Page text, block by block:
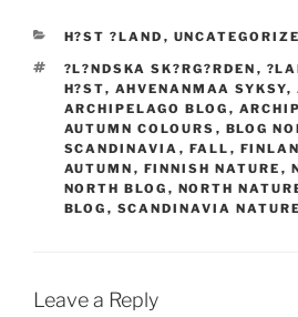
CATEGORIES
H?ST ?LAND ,
TAGS
?L?NDSKA SK?RG?RDEN ,
H?ST, AHVENANMAA SYKSY,
ARCHIPELAGO BLOG ,
AUTUMN COLOURS , BLOG
SCANDINAVIA , FALL ,
AUTUMN , FINNISH NATURE ,
NORTH BLOG , NORTH
BLOG , SCANDINAVIA NATURE
Leave a Reply